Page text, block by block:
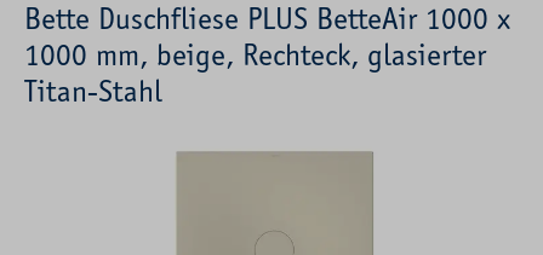
Bette Duschfliese PLUS BetteAir 1000 x
1000 mm, beige, Rechteck, glasierter
Titan-Stahl